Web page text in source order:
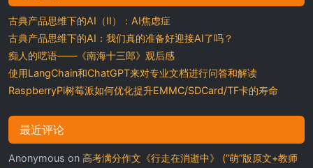
古典产品思维下的AI（II）：AI焦虑症
古典产品思维下的AI：我们真的准备好迎接AI了吗？
痴人的呓语——《南海十三郎》观后感
使用LangChain和ChatGPT来对专业文档进行问答和解读
RaspberryPi树莓派如何优化提升EMMC/SDCard/TF卡的寿命
最近评论
Anonymous on 高考满分作文《行走在消逝中》 (“萌”版原文+教师